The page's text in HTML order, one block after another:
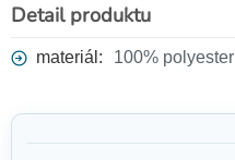
Detail produktu
materiál: 100% polyester